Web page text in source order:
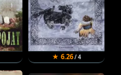
★ 6.26/ 4